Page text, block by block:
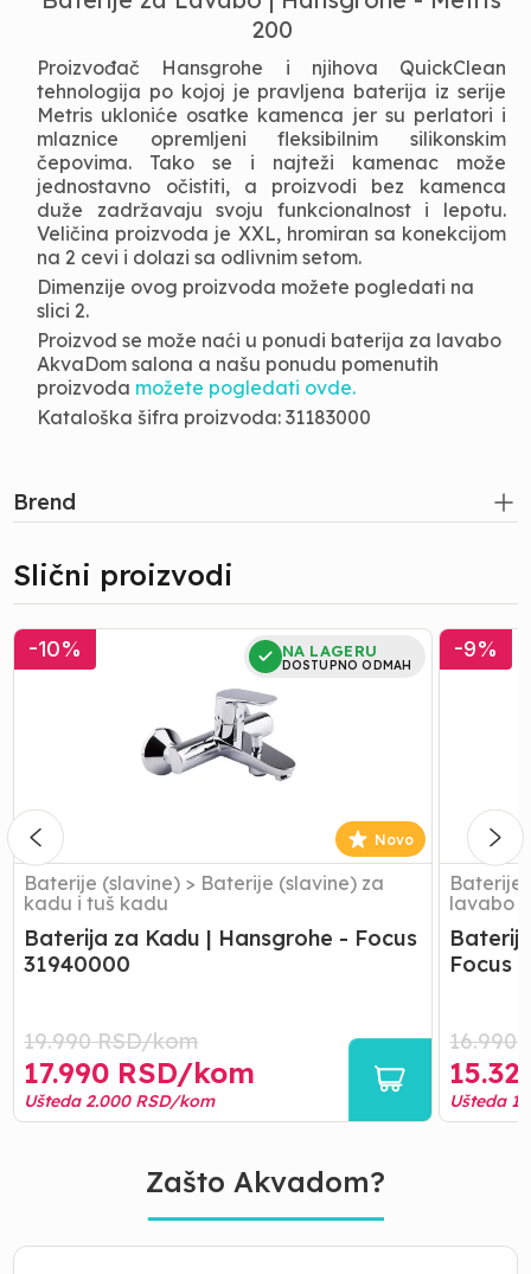
200
Proizvođač Hansgrohe i njihova QuickClean
tehnologija po kojoj je pravljena baterija iz serije
Metris ukloniće osatke kamenca jer su perlatori i
mlaznice opremljeni fleksibilnim silikonskim
čepovima. Tako se i najteži kamenac može
jednostavno očistiti, a proizvodi bez kamenca
duže zadržavaju svoju funkcionalnost i lepotu.
Veličina proizvoda je XXL, hromiran sa konekcijom
na 2 cevi i dolazi sa odlivnim setom.
Dimenzije ovog proizvoda možete pogledati na
slici 2.
Proizvod se može naći u ponudi baterija za lavabo
AkvaDom salona a našu ponudu pomenutih
proizvoda možete pogledati ovde.
Kataloška šifra proizvoda: 31183000
Brend
Slični proizvodi
Baterija
za
31940000
-10%
Novo
NA LAGERU
DOSTUPNO ODMAH
Baterije (slavine) > Baterije (slavine) za
kadu i tuš kadu
Baterija za Kadu | Hansgrohe - Focus
31940000
19.990RSD/kom
17.990 RSD/kom
Ušteda 2.000RSD/kom
Baterija
za
-9%
Baterije
lavabo
Focus
16.990
Ušteda
Zašto Akvadom?